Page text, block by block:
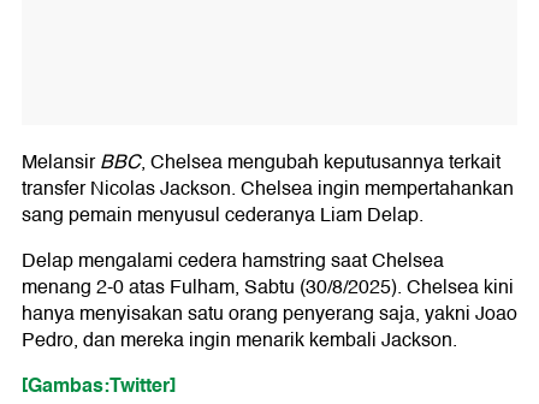
MelansirBBC, Chelsea mengubah keputusannya terkait
transfer Nicolas Jackson. Chelsea ingin mempertahankan
sang pemain menyusul cederanya Liam Delap.
Delap mengalami cedera hamstring saat Chelsea
menang 2-0 atas Fulham, Sabtu (30/8/2025). Chelsea kini
hanya menyisakan satu orang penyerang saja, yakni Joao
Pedro, dan mereka ingin menarik kembali Jackson.
[Gambas:Twitter]